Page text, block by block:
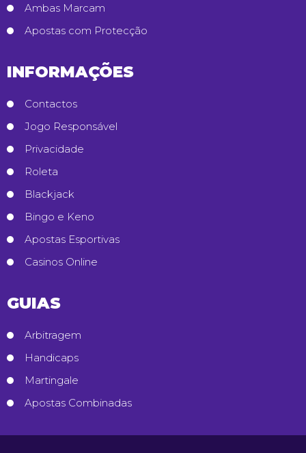
Ambas Marcam
Apostas com Protecção
INFORMAÇÕES
Contactos
Jogo Responsável
Privacidade
Roleta
Blackjack
Bingo e Keno
Apostas Esportivas
Casinos Online
GUIAS
Arbitragem
Handicaps
Martingale
Apostas Combinadas